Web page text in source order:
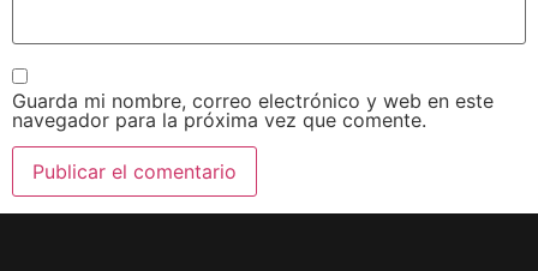
Guarda mi nombre, correo electrónico y web en este
navegador para la próxima vez que comente.